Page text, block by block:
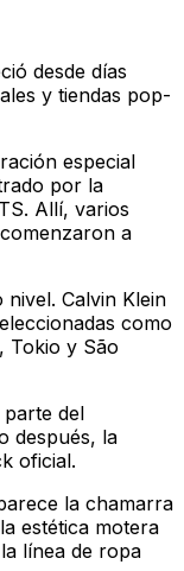
desde días
y tiendas pop-
especial
por la
Allí, varios
a
Calvin Klein
como
Tokio y São
parte del
después, la
oficial.
la chamarra
estética motera
línea de ropa